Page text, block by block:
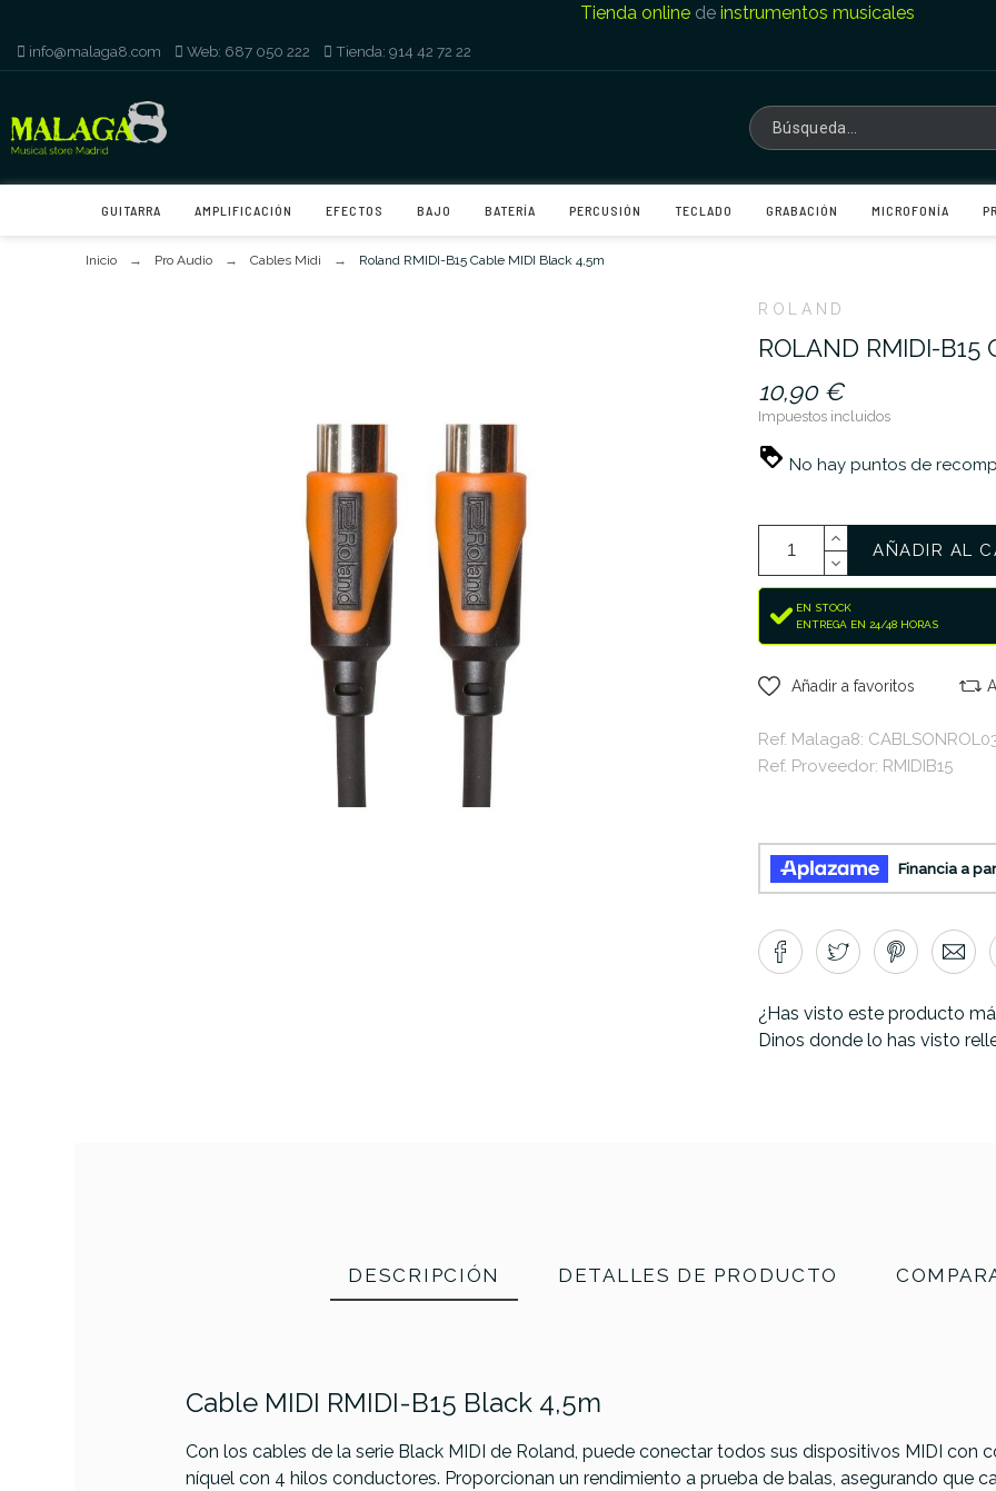
Tienda onlinede instrumentos musicales
info@malaga8.com Web: 687 050 222 Tienda: 914 42 72 22
GUITARRA AMPLIFICACIÓN EFECTOS BAJO BATERÍA PERCUSIÓN TECLADO GRABACIÓN MICROFONÍA
Inicio Pro Audio Cables Midi Roland RMIDI-B15 Cable MIDI Black 4,5m
ROLAND
ROLAND RMIDI-B15
10,90 €
Impuestos incluidos
No hay puntos de
AÑADIR AL
EN STOCK
ENTREGA EN 24/48 HORAS
Añadir a favoritos
Ref. Malaga8:
Ref. Proveedor: RMIDIB15
¿Has visto este producto
Dinos donde lo has visto
DESCRIPCIÓN DETALLES DE PRODUCTO
Cable MIDI RMIDI-B15 Black 4,5m
Con los cables de la serie Black MIDI de Roland, puede conectar todos sus dispositivos MIDI con
níquel con 4 hilos conductores. Proporcionan un rendimiento a prueba de balas, asegurando que
PRODUCTO